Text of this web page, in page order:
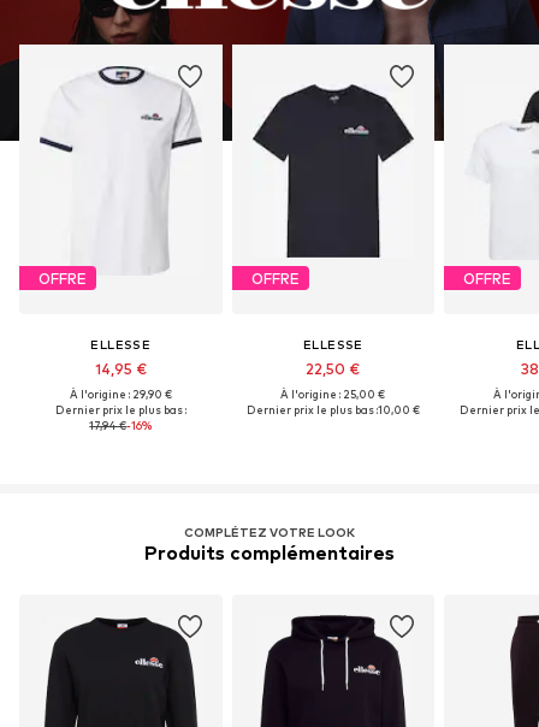
OFFRE
ELLESSE
14,95 €
À l'origine : 29,90 €
Dernier prix le plus bas :
17,94 €-16%
OFFRE
ELLESSE
22,50 €
À l'origine : 25,00 €
Dernier prix le plus bas :10,00 €
OFFRE
À
Dernier prix
COMPLÉTEZ VOTRE LOOK
Produits complémentaires